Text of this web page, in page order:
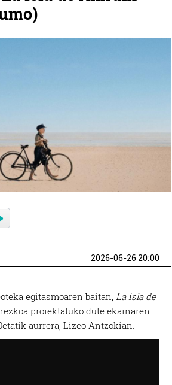
2026-06-26 20:00
egitasmoaren baitan,La isla de
proiektatuko dute ekainaren
aurrera, Lizeo Antzokian.